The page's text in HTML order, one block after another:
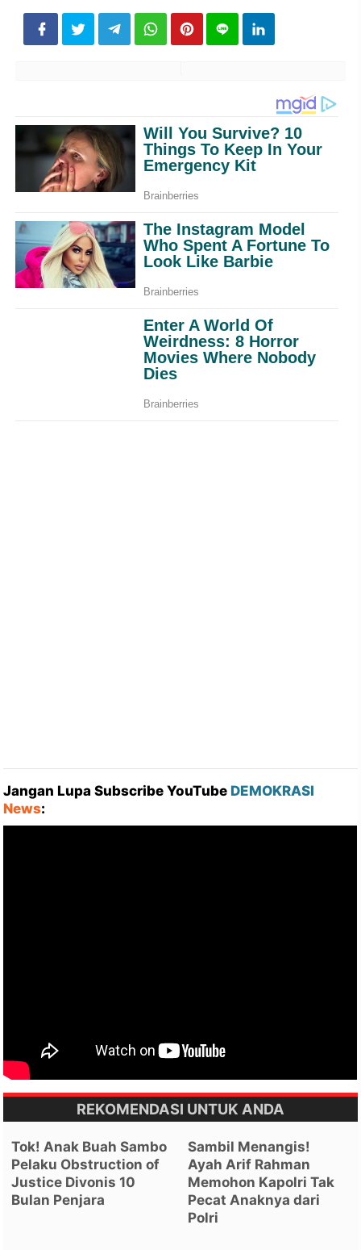
Jangan Lupa Subscribe YouTube DEMOKRASI
News:
REKOMENDASI UNTUK ANDA
Tok! Anak Buah Sambo
Pelaku Obstruction of
Justice Divonis 10
Bulan Penjara
Sambil Menangis!
Ayah Arif Rahman
Memohon Kapolri Tak
Pecat Anaknya dari
Polri